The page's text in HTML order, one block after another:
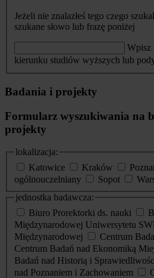
Jeżeli nie znalazłeś tego czego
szukane słowo lub frazę poniżej
Wpisz
kierunku studiów wyższych lub
Badania i projekty
Formularz wyszukiwania na
projekty
lokalizacja:
Katowice
Kraków
ogólnouczelniany
Sopot
jednostka badawcza:
Biuro Prorektorki ds. nauki
Międzynarodowej Uniwersytetu
Międzynarodowej
Centrum
Centrum Badań nad Ekonomiką
Badań nad Historią i
nad Poznaniem i Zachowaniem